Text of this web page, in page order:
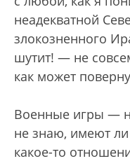
неадекватной
злокозненного
шутит! — не
как может
Военные игры —
не знаю, имеют
какое-то